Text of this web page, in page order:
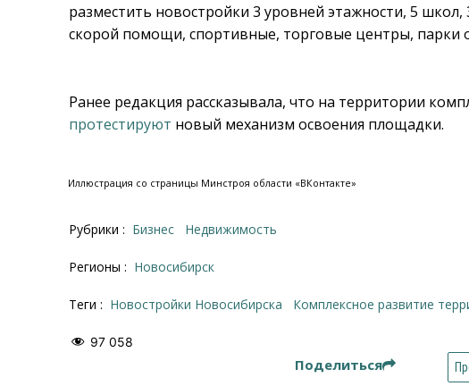
разместить новостройки 3 уровней этажности, 5
скорой помощи, спортивные, торговые центры, парки
Ранее редакция рассказывала, что на территории
протестируют новый механизм освоения площадки.
Иллюстрация со страницы Минстроя области «ВКонтакте»
Рубрики : Бизнес Недвижимость
Регионы : Новосибирск
Теги : новостройки Новосибирска Комплексное развитие
97 058
Поделиться